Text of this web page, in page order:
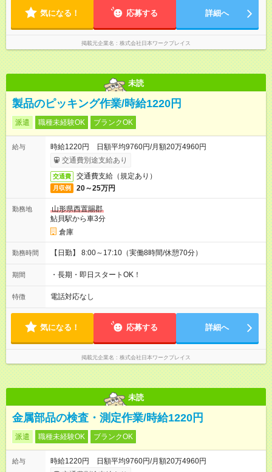
気になる！ 応募する 詳細へ
掲載元企業名 株式会社日本ワークプレイス
未読
製品のピッキング作業/時給1220円
派遣 職種未経験OK ブランクOK
給与
時給1220円 日額平均9760円/月額20万4960円
交通費別途支給あり
交通費 交通費支給（規定あり）
月収例 20～25万円
勤務地
山形県西置賜郡
鮎貝駅から車3分
倉庫
勤務時間 【日勤】 8:00～17:10（実働8時間/休憩70分）
期間 ・長期・即日スタートOK！
特徴 電話対応なし
気になる！ 応募する 詳細へ
掲載元企業名 株式会社日本ワークプレイス
未読
金属部品の検査・測定作業/時給1220円
派遣 職種未経験OK ブランクOK
給与
時給1220円 日額平均9760円/月額20万4960円